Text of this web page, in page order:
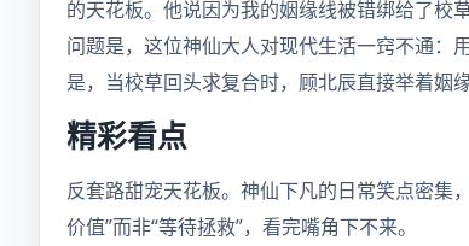
的天花板。他说因为我的姻缘线被错绑给了校
问题是，这位神仙大人对现代生活一窍不通：
是，当校草回头求复合时，顾北辰直接举着姻
精彩看点
反套路甜宠天花板。神仙下凡的日常笑点密集
价值”而非“等待拯救”，看完嘴角下不来。